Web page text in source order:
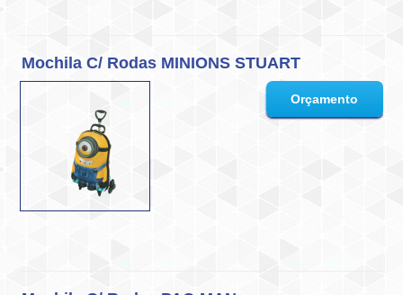
Mochila C/ Rodas MINIONS STUART